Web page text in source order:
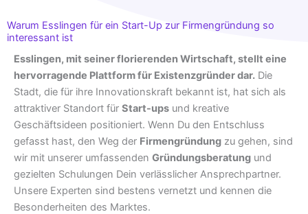
Warum Esslingen für ein Start-Up zur Firmengründung so
interessant ist
Esslingen, mit seiner florierenden Wirtschaft, stellt eine
hervorragende Plattform für Existenzgründer dar. Die
Stadt, die für ihre Innovationskraft bekannt ist, hat sich als
attraktiver Standort für Start-ups und kreative
Geschäftsideen positioniert. Wenn Du den Entschluss
gefasst hast, den Weg der Firmengründung zu gehen, sind
wir mit unserer umfassenden Gründungsberatung und
gezielten Schulungen Dein verlässlicher Ansprechpartner.
Unsere Experten sind bestens vernetzt und kennen die
Besonderheiten des Marktes.